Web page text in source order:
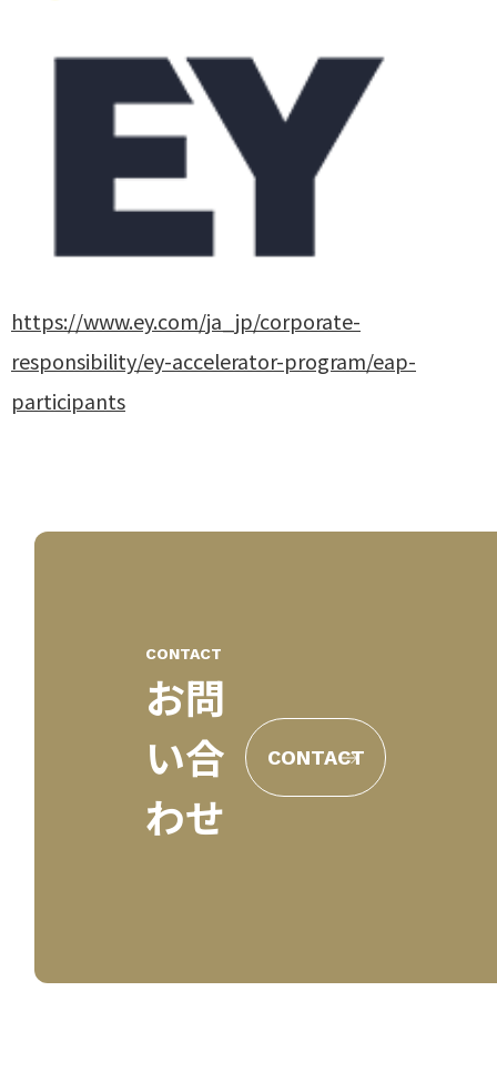
https://www.ey.com/ja_jp/corporate-
responsibility/ey-accelerator-program/eap-
participants
CONTACT
お問
い合
わせ
CONTACT